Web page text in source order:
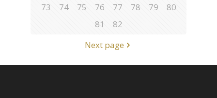
73
74 75 76 77 78 79
80
81
82
Next page